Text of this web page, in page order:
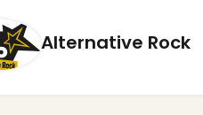
Alternative Rock